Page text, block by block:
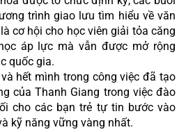
trình giao lưu tìm hiểu về văn
cơ hội cho học viên giải tỏa căng
áp lực mà vẫn được mở rộng
quốc gia.
hết mình trong công việc đã tạo
của Thanh Giang trong việc đào
cho các bạn trẻ tự tin bước vào
kỹ năng vững vàng nhất.